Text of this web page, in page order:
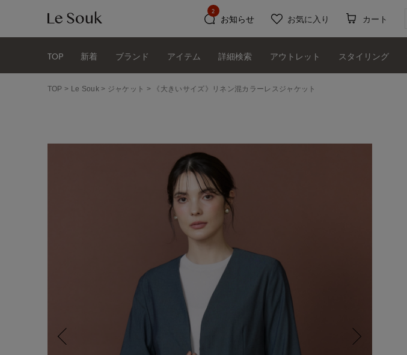
お知らせ
2
お気に入り カート
TOP 新着 ブランド アイテム 詳細検索 アウトレット スタイリング
TOP Le Souk ジャケット 《大きいサイズ》リネン混カラーレスジャケット